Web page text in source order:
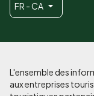
FR - CA
L'ensemble des
aux entreprises